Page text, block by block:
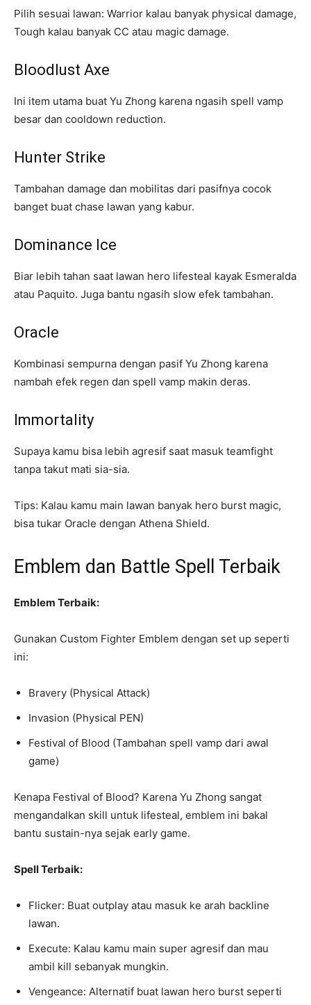
Pilih sesuai lawan: Warrior kalau banyak physical damage,
Tough kalau banyak CC atau magic damage.
Bloodlust Axe
Ini item utama buat Yu Zhong karena ngasih spell vamp
besar dan cooldown reduction.
Hunter Strike
Tambahan damage dan mobilitas dari pasifnya cocok
banget buat chase lawan yang kabur.
Dominance Ice
Biar lebih tahan saat lawan hero lifesteal kayak Esmeralda
atau Paquito. Juga bantu ngasih slow efek tambahan.
Oracle
Kombinasi sempurna dengan pasif Yu Zhong karena
nambah efek regen dan spell vamp makin deras.
Immortality
Supaya kamu bisa lebih agresif saat masuk teamfight
tanpa takut mati sia-sia.
Tips: Kalau kamu main lawan banyak hero burst magic,
bisa tukar Oracle dengan Athena Shield.
Emblem dan Battle Spell Terbaik
Emblem Terbaik:
Gunakan Custom Fighter Emblem dengan set up seperti
ini:
Bravery (Physical Attack)
Invasion (Physical PEN)
Festival of Blood (Tambahan spell vamp dari awal
game)
Kenapa Festival of Blood? Karena Yu Zhong sangat
mengandalkan skill untuk lifesteal, emblem ini bakal
bantu sustain-nya sejak early game.
Spell Terbaik:
Flicker: Buat outplay atau masuk ke arah backline
lawan.
Execute: Kalau kamu main super agresif dan mau
ambil kill sebanyak mungkin.
Vengeance: Alternatif buat lawan hero burst seperti